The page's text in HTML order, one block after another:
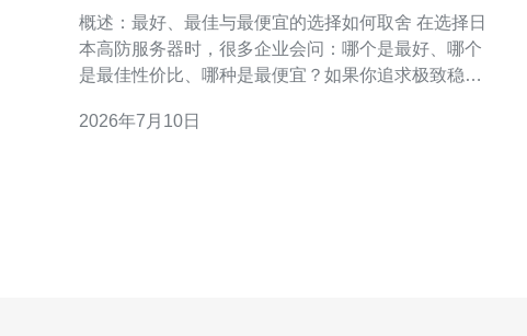
概述：最好、最佳与最便宜的选择如何取舍 在选择日
本高防服务器时，很多企业会问：哪个是最好、哪个
是最佳性价比、哪种是最便宜？如果你追求极致稳定
DDoS防护与全球骨干互联的高配节点；而“最佳”往往
2026年7月10日